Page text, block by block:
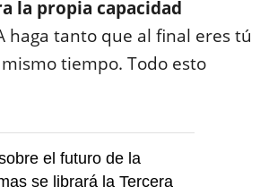
la propia capacidad
haga tanto que al final eres tú
tiempo. Todo esto
el futuro de la
se librará la Tercera